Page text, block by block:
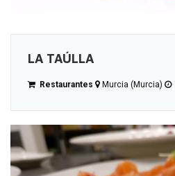
LA TAÚLLA
Restaurantes Murcia (Murcia)